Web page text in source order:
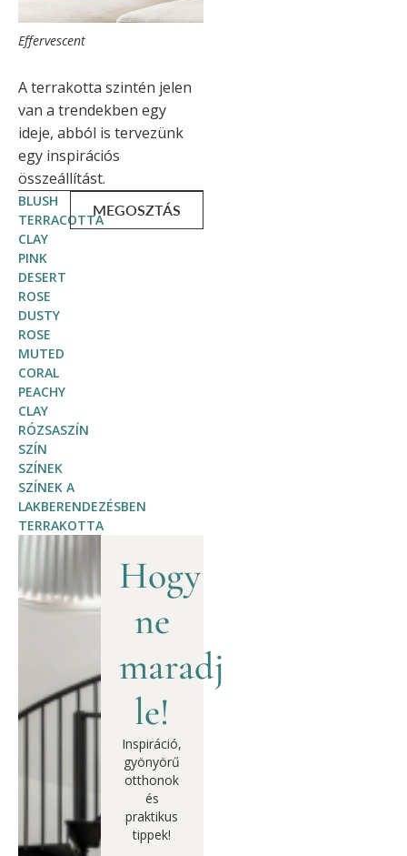
Effervescent
A terrakotta szintén jelen
van a trendekben egy
ideje, abból is tervezünk
egy inspirációs
összeállítást.
BLUSH
TERRACOTTA
CLAY
PINK
DESERT
ROSE
DUSTY
ROSE
MUTED
CORAL
PEACHY
CLAY
RÓZSASZÍN
SZÍN
SZÍNEK
SZÍNEK A
LAKBERENDEZÉSBEN
TERRAKOTTA
MEGOSZTÁS
Hogy
ne
maradj
le!
Inspiráció,
gyönyörű
otthonok
és
praktikus
tippek!